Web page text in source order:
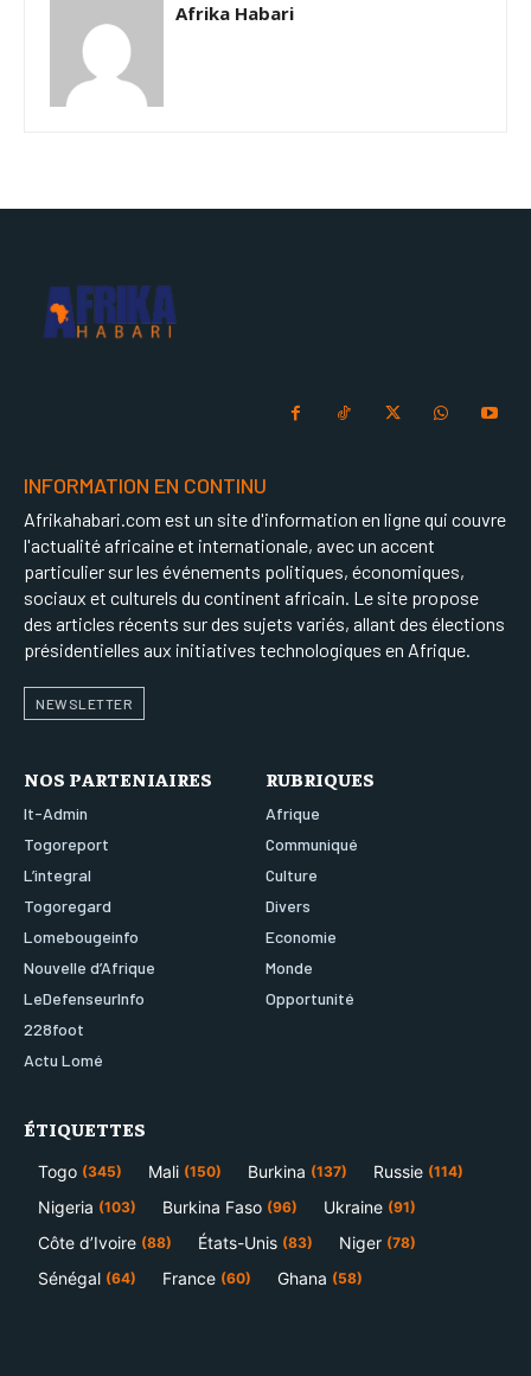
Afrika Habari
INFORMATION EN CONTINU
Afrikahabari.com est un site d'information en ligne qui couvre
l'actualité africaine et internationale, avec un accent
particulier sur les événements politiques, économiques,
sociaux et culturels du continent africain. Le site propose
des articles récents sur des sujets variés, allant des élections
présidentielles aux initiatives technologiques en Afrique.
NEWSLETTER
NOS PARTENIAIRES
It-Admin
Togoreport
L’integral
Togoregard
Lomebougeinfo
Nouvelle d’Afrique
LeDefenseurInfo
228foot
Actu Lomé
RUBRIQUES
Afrique
Communiqué
Culture
Divers
Economie
Monde
Opportunité
ÉTIQUETTES
Togo (345) Mali (150) Burkina (137) Russie (114)
Nigeria (103) Burkina Faso (96) Ukraine (91)
Côte d’Ivoire (88) États-Unis (83) Niger (78)
Sénégal (64) France (60) Ghana (58)